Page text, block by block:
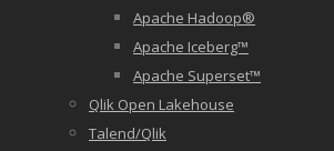
Apache Hadoop®
Apache Iceberg™
Apache Superset™
Qlik Open Lakehouse
Talend/Qlik